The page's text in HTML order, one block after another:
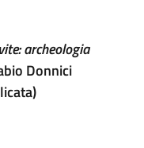
archeologia
Donnici